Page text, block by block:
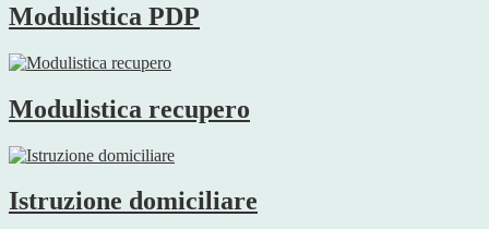
Modulistica PDP
Modulistica recupero
Istruzione domiciliare